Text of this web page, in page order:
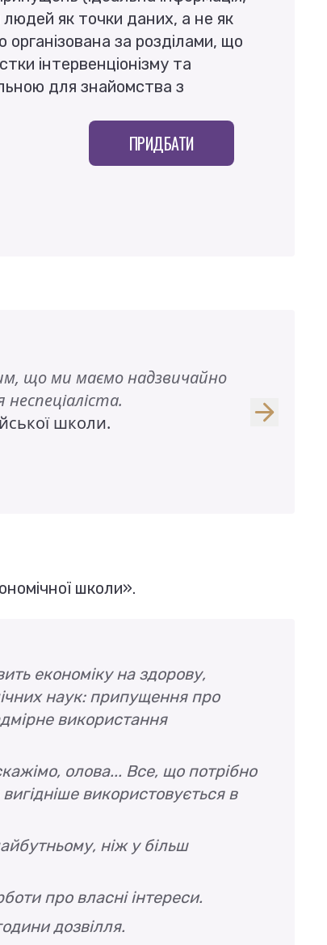
людей як точки даних, а не як
організована за розділами, що
інтервенціонізму та
для знайомства з
ПРИДБАТИ
що ми маємо надзвичайно
школи.
школи».
економіку на здорову,
наук: припущення про
використання
олова... Все, що потрібно
використовується в
ніж у більш
про власні інтереси.
дозвілля.